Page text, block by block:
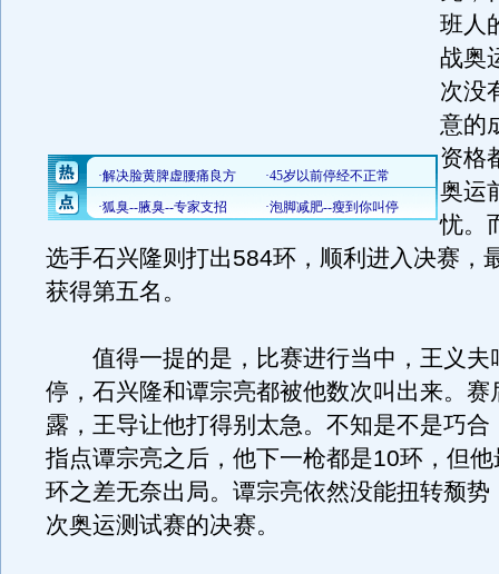
班人
战奥
次没
意的
资格
奥运
忧。
选手石兴隆则打出584环，顺利进入决赛，
获得第五名。
值得一提的是，比赛进行当中，王义夫
停，石兴隆和谭宗亮都被他数次叫出来。赛
露，王导让他打得别太急。不知是不是巧合
指点谭宗亮之后，他下一枪都是10环，但
环之差无奈出局。谭宗亮依然没能扭转颓势
次奥运测试赛的决赛。